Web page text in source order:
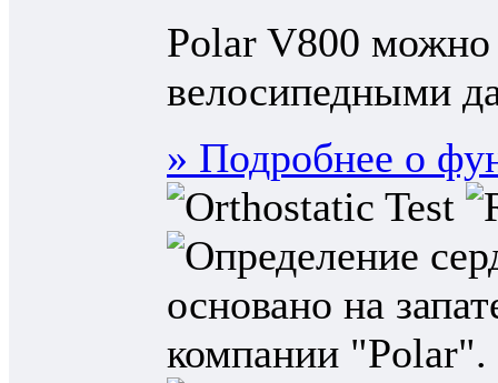
Polar V800 можно
велосипедными
» Подробнее о